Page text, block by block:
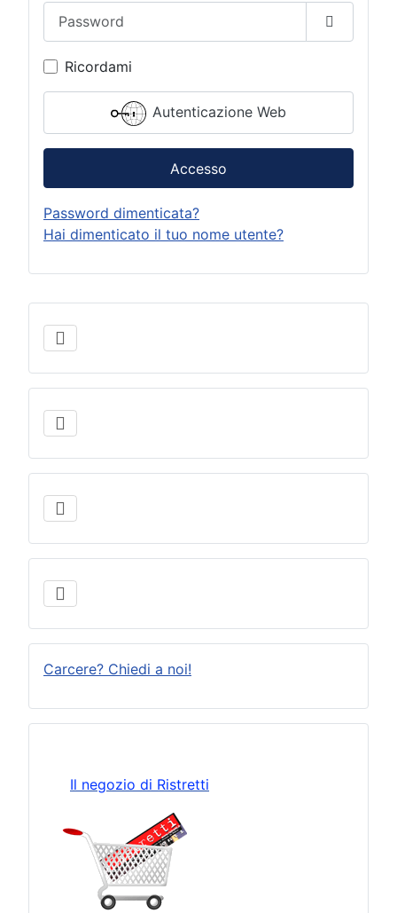
Carcere? Chiedi a noi!
Il negozio di Ristretti
Mostra
Ricordami
Autenticazione Web
Accesso
Password dimenticata?
Hai dimenticato il tuo nome utente?